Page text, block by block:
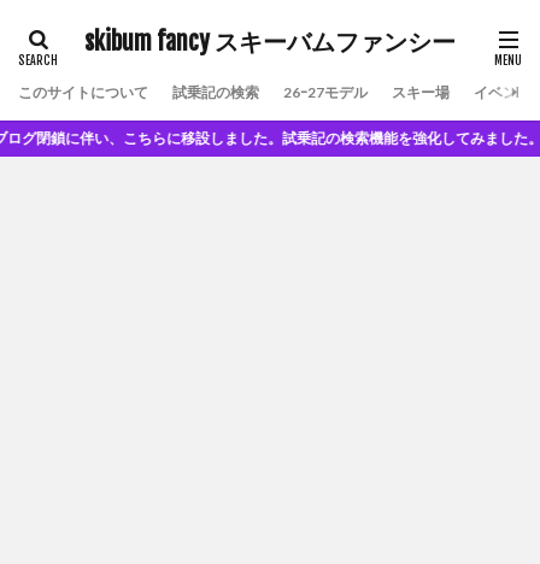
skibum fancy スキーバムファンシー
このサイトについて 試乗記の検索 26ｰ27モデル スキー場 イベント
鎖に伴い、こちらに移設しました。試乗記の検索機能を強化してみました。